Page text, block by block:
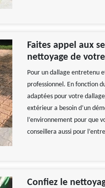
Faites appel aux
nettoyage de
Pour un dallage entretenu
professionnel. En fonction
adaptées pour votre
extérieur a besoin d’un
l’environnement pour que
conseillera aussi pour
Confiez le